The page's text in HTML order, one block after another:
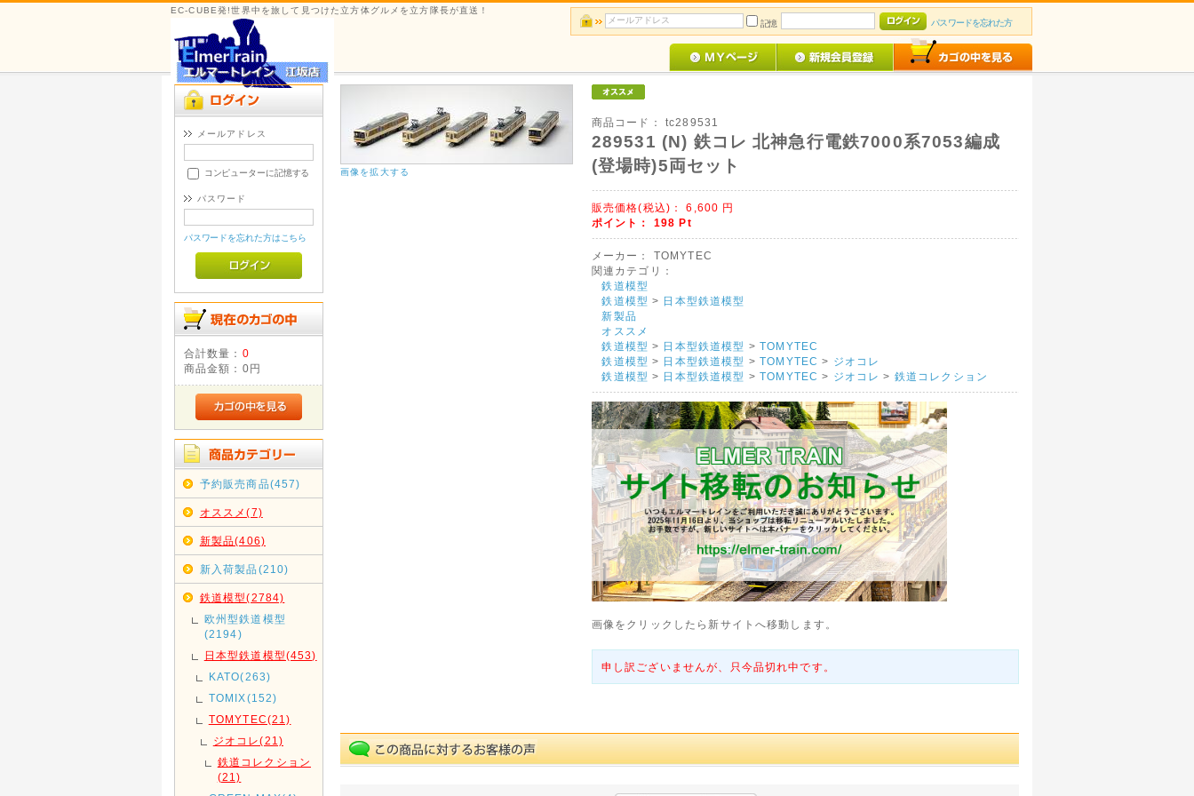
EC-CUBE発!世界中を旅して見つけた立方体グルメを立方隊長が直送！
記憶
パスワードを忘れた方
メールアドレス
コンピューターに記憶する
パスワード
パスワードを忘れた方はこちら
合計数量： 0
商品金額： 0円
予約販売商品(457)
オススメ(7)
新製品(406)
新入荷製品(210)
鉄道模型(2784)
欧州型鉄道模型
(2194)
日本型鉄道模型(453)
KATO(263)
TOMIX(152)
TOMYTEC(21)
ジオコレ(21)
鉄道コレクション
(21)
画像を拡大する
商品コード： tc289531
289531 (N) 鉄コレ 北神急行電鉄7000系7053編成
(登場時)5両セット
販売価格(税込)： 6,600 円
ポイント： 198 Pt
メーカー：
TOMYTEC
関連カテゴリ：
鉄道模型
鉄道模型 > 日本型鉄道模型
新製品
オススメ
鉄道模型 > 日本型鉄道模型 >TOMYTEC
鉄道模型 > 日本型鉄道模型 >TOMYTEC > ジオコレ
鉄道模型 > 日本型鉄道模型 >TOMYTEC > ジオコレ > 鉄道コレクション
画像をクリックしたら新サイトへ移動します。
申し訳ございませんが、只今品切れ中です。